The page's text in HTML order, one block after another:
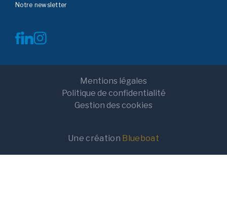
Notre newsletter
Mentions légales
Politique de confidentialité
Gestion des cookies
Une création Blueboat